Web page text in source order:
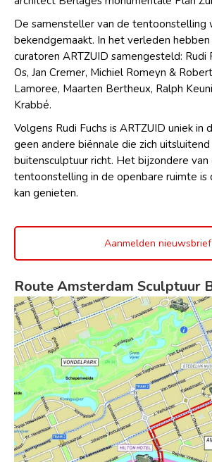
De samensteller van de tentoonstelling
bekendgemaakt. In het verleden
curatoren ARTZUID samengesteld: Rudi
Os, Jan Cremer, Michiel Romeyn &
Lamoree, Maarten Bertheux, Ralph
Krabbé.
Volgens Rudi Fuchs is ARTZUID uniek
geen andere biënnale die zich
buitensculptuur richt. Het bijzondere van
tentoonstelling in de openbare ruimte is
kan genieten.
Aanmelden nieuwsbrief
Route Amsterdam Sculptuur